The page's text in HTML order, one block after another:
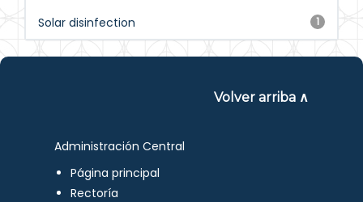
1
Solar disinfection
Volver arriba ∧
Administración Central
Página principal
Rectoría